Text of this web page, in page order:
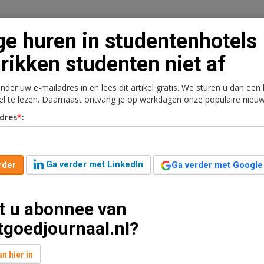
Vacaturebank Contact Abonnementen
schrikken
2 minuten leestijd
blijft, zal er behoefte bestaan aan
blijken zeer gecharmeerd te zijn van concepten
huren in studentenhotels
studenten niet af
uw e-mailadres in en lees dit artikel gratis. We sturen u dan een
te lezen. Daarnaast ontvang je op werkdagen onze populaire
*:
Ga verder met LinkedIn Ga verder met Google
u abonnee van
hier in